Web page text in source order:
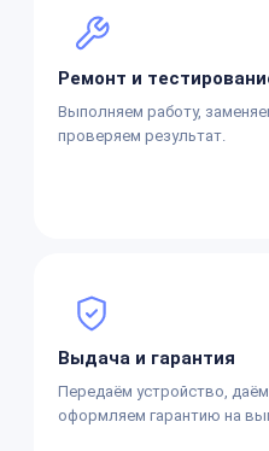
Ремонт и
Выполняем работу,
проверяем результат.
Выдача и гарантия
Передаём устройство,
оформляем гарантию на